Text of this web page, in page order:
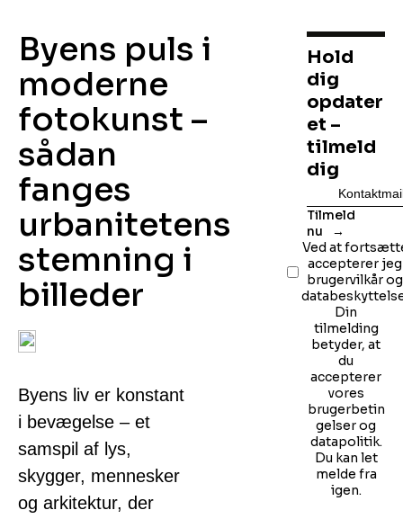
Byens puls i
moderne
fotokunst –
sådan
fanges
urbanitetens
stemning i
billeder
Byens liv er konstant
i bevægelse – et
samspil af lys,
skygger, mennesker
og arkitektur, der
Hold
dig
opdater
et –
tilmeld
dig
Tilmeld
nu
Ved at
accepterer jeg
brugervilkår og
Din
tilmelding
betyder, at
du
accepterer
vores
brugerbetin
gelser og
datapolitik.
Du kan let
melde fra
igen.